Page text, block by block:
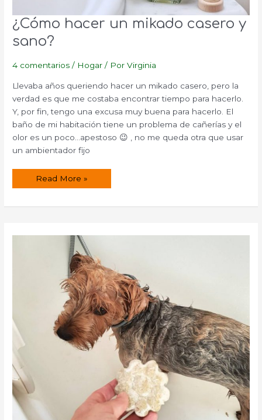
¿Cómo hacer un mikado casero y
sano?
4 comentarios / Hogar / PorVirginia
Llevaba años queriendo hacer un mikado casero, pero la
verdad es que me costaba encontrar tiempo para hacerlo.
Y, por fin, tengo una excusa muy buena para hacerlo. El
baño de mi habitación tiene un problema de cañerías y el
olor es un poco…apestoso 😉 , no me queda otra que usar
un ambientador fijo
¿Cómo
casero
Read More »